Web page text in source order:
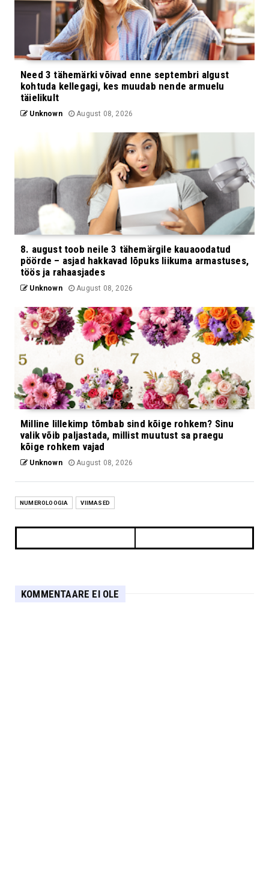
Need 3 tähemärki võivad enne septembri algust
kohtuda kellegagi, kes muudab nende armuelu
täielikult
Unknown August 08, 2026
8. august toob neile 3 tähemärgile kauaoodatud
pöörde – asjad hakkavad lõpuks liikuma armastuses,
töös ja rahaasjades
Unknown August 08, 2026
Milline lillekimp tõmbab sind kõige rohkem? Sinu
valik võib paljastada, millist muutust sa praegu
kõige rohkem vajad
Unknown August 08, 2026
NUMEROLOOGIA VIIMASED
KOMMENTAARE EI OLE